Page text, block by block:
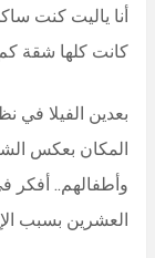
أنا ياليت كنت
كانت كلها شقة
بعدين الفيلا
المكان بعكس
وأطفالهم.. أفكر
العشرين بسبب